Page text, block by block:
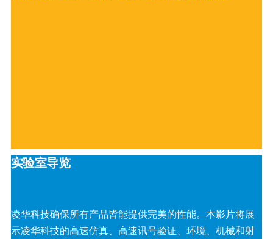
实验室导览
凌华科技确保所有产品皆能提供完美的性能。本影片将展
示凌华科技的高速仿真、高速讯号验证、环境、机械和射